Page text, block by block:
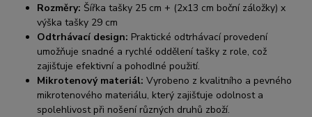
Rozměry: Šířka tašky 25 cm + (2x13 cm boční záložky) x
výška tašky 29 cm
Odtrhávací design: Praktické odtrhávací provedení
umožňuje snadné a rychlé oddělení tašky z role, což
zajišťuje efektivní a pohodlné použití.
Mikrotenový materiál: Vyrobeno z kvalitního a pevného
mikrotenového materiálu, který zajišťuje odolnost a
spolehlivost při nošení různých druhů zboží.